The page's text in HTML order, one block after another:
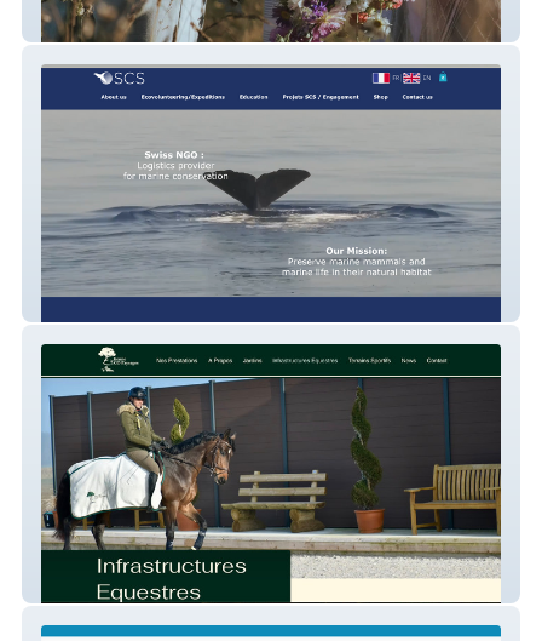
La Gabardine
Etienne Eco-Paysages